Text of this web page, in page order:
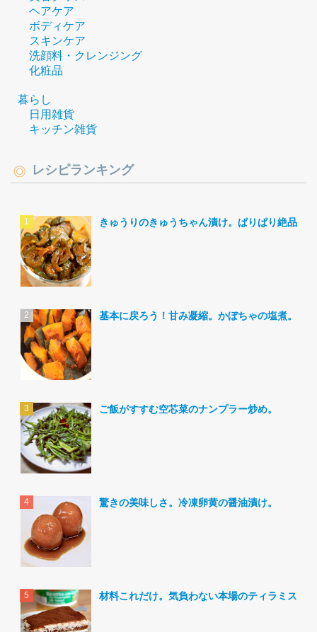
ヘアケア
ボディケア
スキンケア
洗顔料・クレンジング
化粧品
暮らし
日用雑貨
キッチン雑貨
レシピランキング
きゅうりのきゅうちゃん漬け。ぱりぱり絶品。
基本に戻ろう！甘み凝縮。かぼちゃの塩煮。
ご飯がすすむ空芯菜のナンプラー炒め。
驚きの美味しさ。冷凍卵黄の醤油漬け。
材料これだけ。気負わない本場のティラミス。